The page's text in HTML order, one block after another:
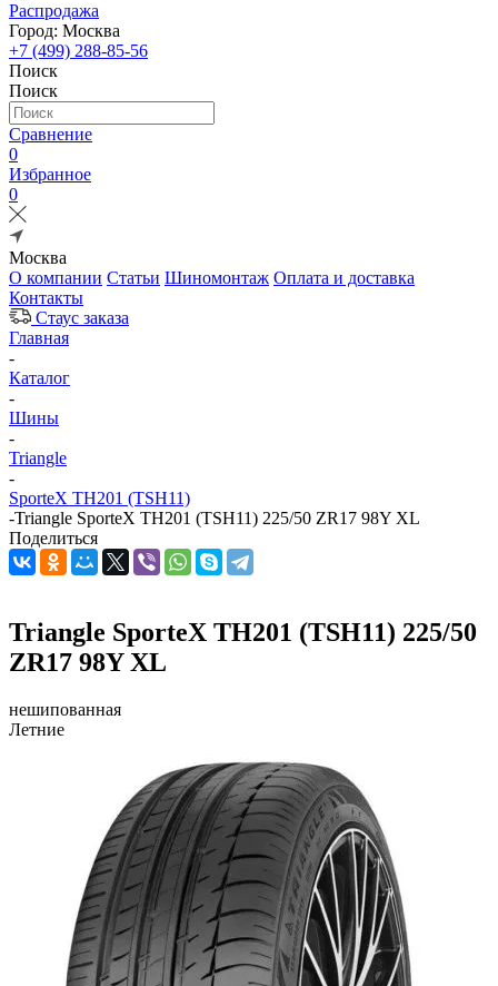
Распродажа
Город: Москва
+7 (499) 288-85-56
Поиск
Поиск
Сравнение
0
Избранное
0
Москва
О компании Статьи Шиномонтаж Оплата и доставка
Контакты
Стаус заказа
Главная
-
Каталог
-
Шины
-
Triangle
-
SporteX TH201 (TSH11)
-Triangle SporteX TH201 (TSH11) 225/50 ZR17 98Y XL
Поделиться
Triangle SporteX TH201 (TSH11) 225/50
ZR17 98Y XL
нешипованная
Летние